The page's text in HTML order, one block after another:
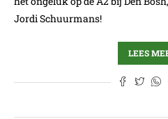
Jordi Schuurmans!
LEES